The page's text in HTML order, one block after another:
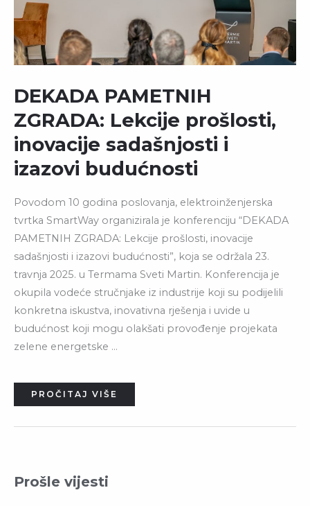
DEKADA PAMETNIH
ZGRADA: Lekcije prošlosti,
inovacije sadašnjosti i
izazovi budućnosti
Povodom 10 godina poslovanja, elektroinženjerska
tvrtka SmartWay organizirala je konferenciju “DEKADA
PAMETNIH ZGRADA: Lekcije prošlosti, inovacije
sadašnjosti i izazovi budućnosti”, koja se održala 23.
travnja 2025. u Termama Sveti Martin. Konferencija je
okupila vodeće stručnjake iz industrije koji su podijelili
konkretna iskustva, inovativna rješenja i uvide u
budućnost koji mogu olakšati provođenje projekata
zelene energetske …
IZAZOVI
BUDUĆNOSTI
PROČITAJ VIŠE
Prošle vijesti